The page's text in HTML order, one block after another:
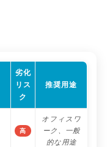
劣化
リス
ク
推奨用途
高
オフィスワ
ーク、一般
的な用途